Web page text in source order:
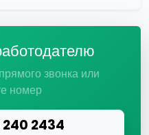
звонка или
номер
2434